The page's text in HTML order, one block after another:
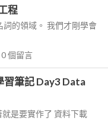
程
的領域。 我們才剛學會
0個留言
習筆記 Day3 Data
是要實作了 資料下載